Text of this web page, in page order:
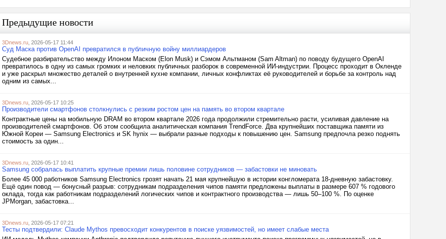
Предыдущие новости
3Dnews.ru , 2026-05-17 11:44
Суд Маска против OpenAI превратился в публичную войну миллиардеров
Судебное разбирательство между Илоном Маском (Elon Musk) и Сэмом Альтманом (Sam Altman) по поводу будущего OpenAI
превратилось в одну из самых громких и неловких публичных разборок в современной ИИ-индустрии. Процесс проходит в Окленде
и уже раскрыл множество деталей о внутренней кухне компании, личных конфликтах её руководителей и борьбе за контроль над
одним из самых...
3Dnews.ru , 2026-05-17 10:25
Производители смартфонов столкнулись с резким ростом цен на память во втором квартале
Контрактные цены на мобильную DRAM во втором квартале 2026 года продолжили стремительно расти, усиливая давление на
производителей смартфонов. Об этом сообщила аналитическая компания TrendForce. Два крупнейших поставщика памяти из
Южной Кореи — Samsung Electronics и SK hynix — выбрали разные подходы к повышению цен. Samsung предпочла резко поднять
стоимость за один...
3Dnews.ru , 2026-05-17 10:41
Samsung собралась выплатить крупные премии лишь половине сотрудников — забастовки не миновать
Более 45 000 работников Samsung Electronics грозят начать 21 мая крупнейшую в истории конгломерата 18-дневную забастовку.
Ещё один повод — бонусный разрыв: сотрудникам подразделения чипов памяти предложены выплаты в размере 607 % годового
оклада, тогда как работникам подразделений логических чипов и контрактного производства — лишь 50–100 %. По оценке
JPMorgan, забастовка...
3Dnews.ru , 2026-05-17 07:21
Тесты подтвердили: Claude Mythos превосходит конкурентов в поиске уязвимостей, но имеет слабые места